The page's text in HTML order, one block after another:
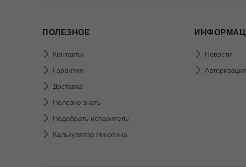
ПОЛЕЗНОЕ
Контакты
Гарантия
Доставка
Полезно знать
Подобрать испаритель
Калькулятор Никотина
Новости
Авторизация